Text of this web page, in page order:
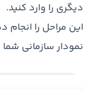
دیگری را وارد کنید.
این مراحل را
نمودار سازمانی